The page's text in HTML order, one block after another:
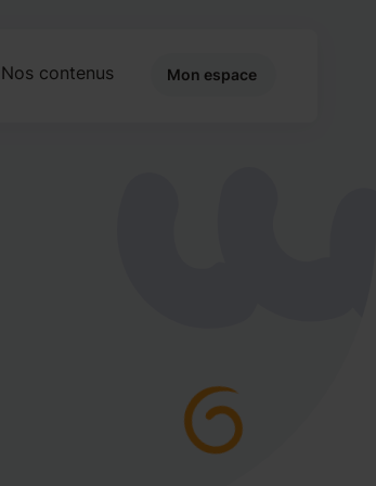
Nos contenus Mon espace